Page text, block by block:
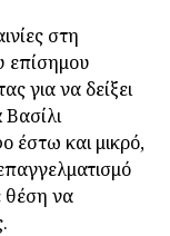
στη
επίσημου
για να δείξει
έστω και μικρό,
θέση να